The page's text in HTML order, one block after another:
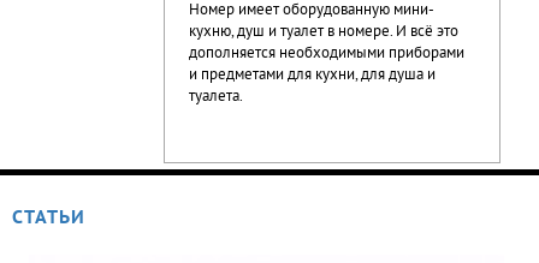
Номер имеет оборудованную мини-
кухню, душ и туалет в номере. И всё это
дополняется необходимыми приборами
и предметами для кухни, для душа и
туалета.
СТАТЬИ